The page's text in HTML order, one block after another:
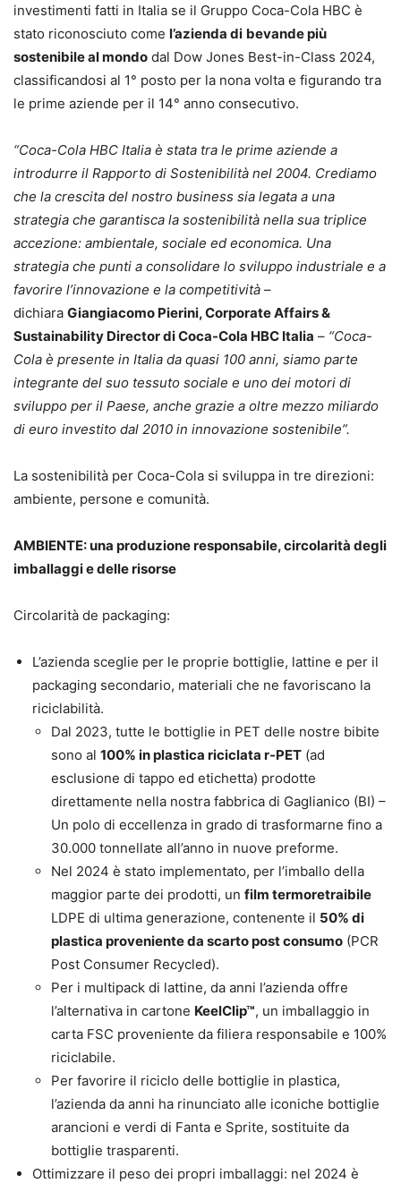
investimenti fatti in Italia se il Gruppo Coca-Cola HBC è
stato riconosciuto come l’azienda di bevande più
sostenibile al mondo dal Dow Jones Best-in-Class 2024,
classificandosi al 1° posto per la nona volta e figurando tra
le prime aziende per il 14° anno consecutivo.
“Coca-Cola HBC Italia è stata tra le prime aziende a
introdurre il Rapporto di Sostenibilità nel 2004. Crediamo
che la crescita del nostro business sia legata a una
strategia che garantisca la sostenibilità nella sua triplice
accezione: ambientale, sociale ed economica. Una
strategia che punti a consolidare lo sviluppo industriale e a
favorire l’innovazione e la competitività –
dichiara Giangiacomo Pierini, Corporate Affairs &
Sustainability Director di Coca-Cola HBC Italia – “Coca-
Cola è presente in Italia da quasi 100 anni, siamo parte
integrante del suo tessuto sociale e uno dei motori di
sviluppo per il Paese, anche grazie a oltre mezzo miliardo
di euro investito dal 2010 in innovazione sostenibile”.
La sostenibilità per Coca-Cola si sviluppa in tre direzioni:
ambiente, persone e comunità.
AMBIENTE: una produzione responsabile, circolarità degli
imballaggi e delle risorse
Circolarità de packaging:
L’azienda sceglie per le proprie bottiglie, lattine e per il
packaging secondario, materiali che ne favoriscano la
riciclabilità.
Dal 2023, tutte le bottiglie in PET delle nostre bibite
sono al 100% in plastica riciclata r-PET (ad
esclusione di tappo ed etichetta) prodotte
direttamente nella nostra fabbrica di Gaglianico (BI) –
Un polo di eccellenza in grado di trasformarne fino a
30.000 tonnellate all’anno in nuove preforme.
Nel 2024 è stato implementato, per l’imballo della
maggior parte dei prodotti, un film termoretraibile
LDPE di ultima generazione, contenente il 50% di
plastica proveniente da scarto post consumo (PCR
Post Consumer Recycled).
Per i multipack di lattine, da anni l’azienda offre
l’alternativa in cartone KeelClip™, un imballaggio in
carta FSC proveniente da filiera responsabile e 100%
riciclabile.
Per favorire il riciclo delle bottiglie in plastica,
l’azienda da anni ha rinunciato alle iconiche bottiglie
arancioni e verdi di Fanta e Sprite, sostituite da
bottiglie trasparenti.
Ottimizzare il peso dei propri imballaggi: nel 2024 è